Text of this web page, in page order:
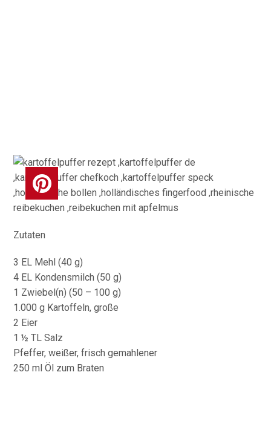
Zutaten
3 EL Mehl (40 g)
4 EL Kondensmilch (50 g)
1 Zwiebel(n) (50 – 100 g)
1.000 g Kartoffeln, große
2 Eier
1 ½ TL Salz
Pfeffer, weißer, frisch gemahlener
250 ml Öl zum Braten